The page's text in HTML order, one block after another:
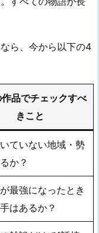
ら、今から以下の4
作品でチェックすべ
きこと
ていない地域・勢
か？
最強になったとき
はあるか？